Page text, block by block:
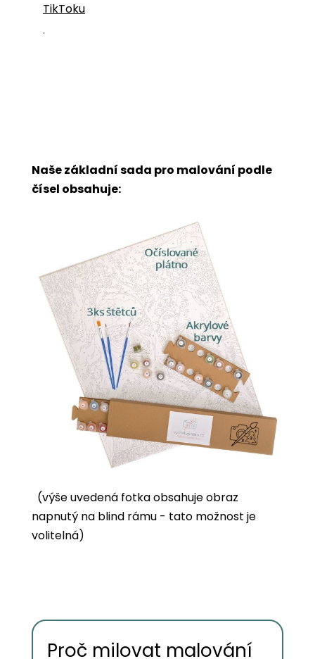
TikToku
.
Naše základní sada pro malování podle
čísel obsahuje:
(výše uvedená fotka obsahuje obraz
napnutý na blind rámu - tato možnost je
volitelná)
Proč milovat malování